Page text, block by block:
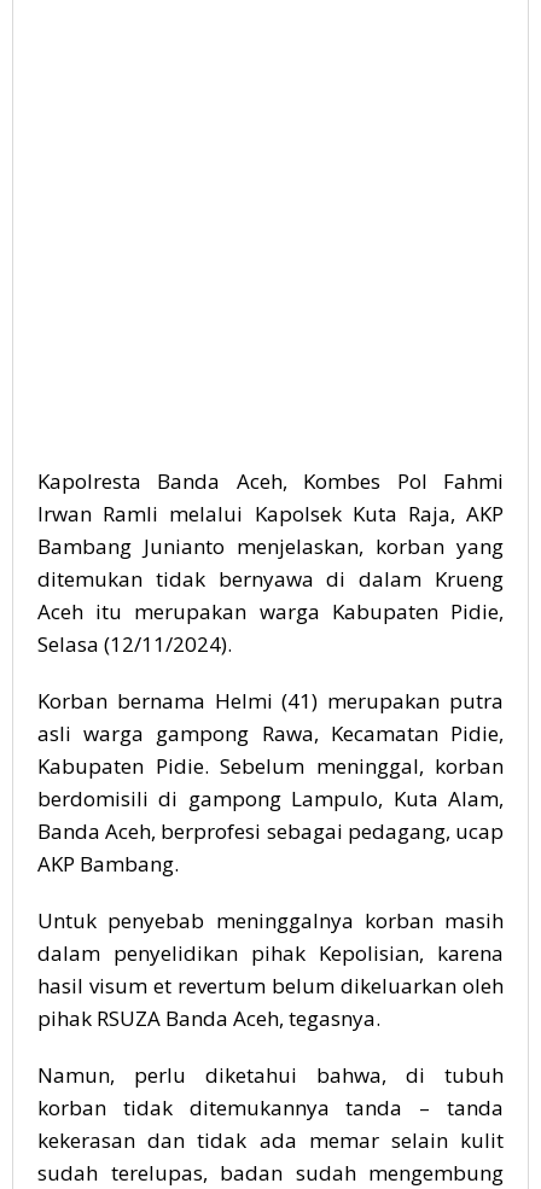
Kapolresta Banda Aceh, Kombes Pol Fahmi
Irwan Ramli melalui Kapolsek Kuta Raja, AKP
Bambang Junianto menjelaskan, korban yang
ditemukan tidak bernyawa di dalam Krueng
Aceh itu merupakan warga Kabupaten Pidie,
Selasa (12/11/2024).
Korban bernama Helmi (41) merupakan putra
asli warga gampong Rawa, Kecamatan Pidie,
Kabupaten Pidie. Sebelum meninggal, korban
berdomisili di gampong Lampulo, Kuta Alam,
Banda Aceh, berprofesi sebagai pedagang, ucap
AKP Bambang.
Untuk penyebab meninggalnya korban masih
dalam penyelidikan pihak Kepolisian, karena
hasil visum et revertum belum dikeluarkan oleh
pihak RSUZA Banda Aceh, tegasnya.
Namun, perlu diketahui bahwa, di tubuh
korban tidak ditemukannya tanda – tanda
kekerasan dan tidak ada memar selain kulit
sudah terelupas, badan sudah mengembung